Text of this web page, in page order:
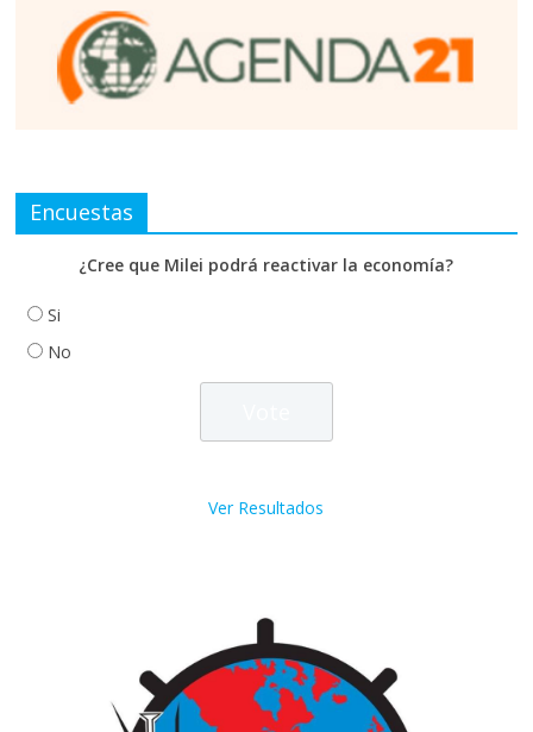
Encuestas
¿Cree que Milei podrá reactivar la economía?
Si
No
Ver Resultados